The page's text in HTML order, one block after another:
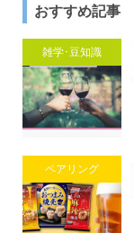
おすすめ記事
雑学･豆知識
ペアリング